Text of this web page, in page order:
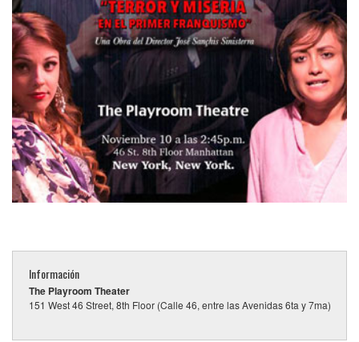
Información
The Playroom Theater
151 West 46 Street, 8th Floor (Calle 46, entre las Avenidas 6ta y 7ma)